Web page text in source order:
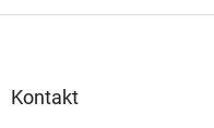
Kontakt